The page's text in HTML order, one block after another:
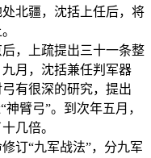
北疆，沈括上任后，将
，上疏提出三十一条整
月，沈括兼任判军器
有很深的研究，提出
臂弓”。到次年五月，
几倍。
订“九军战法”，分九军